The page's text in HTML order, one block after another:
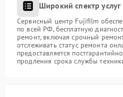
Широкий спектр услуг
Сервисный центр Fujifilm
по всей РФ, бесплатную
ремонт, включая срочный
отслеживать статус ремонта
предоставляется
продления срока службы